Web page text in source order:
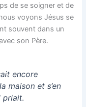
de se soigner et de
voyons Jésus se
souvent dans un
son Père.
encore
maison et s’en
priait.